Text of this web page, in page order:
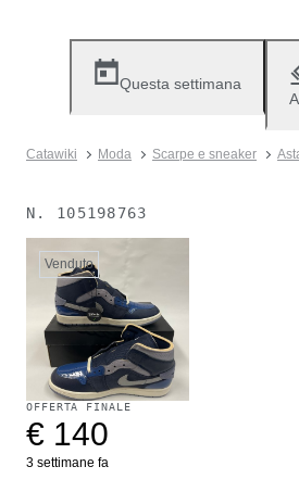
Questa settimana
Catawiki Moda Scarpe e sneaker
N. 105198763
Venduto
OFFERTA FINALE
€ 140
3 settimane fa